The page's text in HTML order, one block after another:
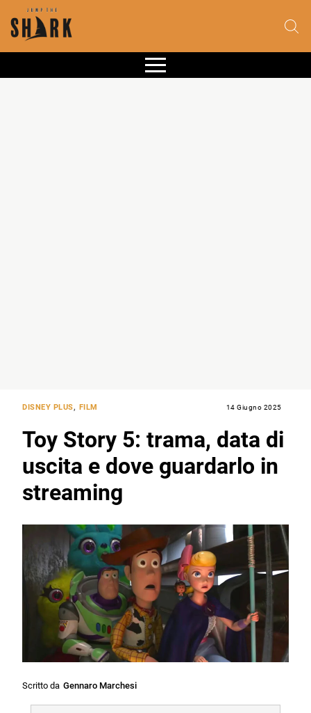
DISNEY PLUS, FILM 14 Giugno 2025
Toy Story 5: trama, data di
uscita e dove guardarlo in
streaming
Scritto da Gennaro Marchesi